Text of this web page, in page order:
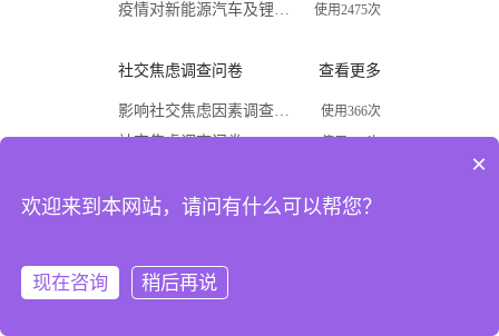
疫情对新能源汽车及锂电行业影响调查问卷 使用2475次
社交焦虑调查问卷 查看更多
影响社交焦虑因素调查问卷 使用366次
社交焦虑调查问卷
关于大学生社交焦虑问卷调查 使用677次
注册
×
欢迎来到本网站，请问有什么可以帮您？
现在咨询 稍后再说